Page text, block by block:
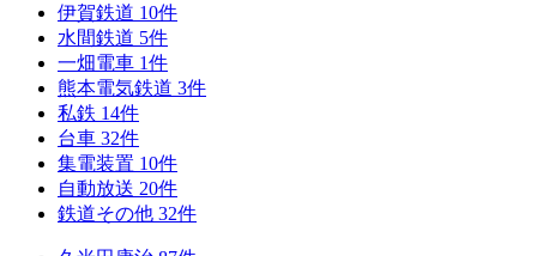
伊賀鉄道 10件
水間鉄道 5件
一畑電車 1件
熊本電気鉄道 3件
私鉄 14件
台車 32件
集電装置 10件
自動放送 20件
鉄道その他 32件